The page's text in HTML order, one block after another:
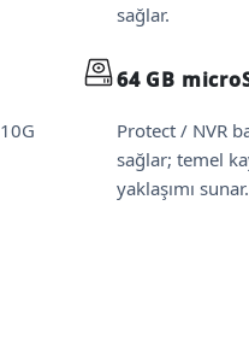
sağlar.
64 GB
Protect / NVR
sağlar; temel
yaklaşımı sunar.